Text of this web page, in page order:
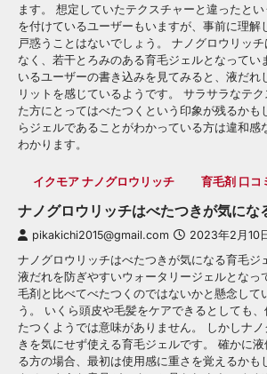
ます。 想定していたテクスチャーと違ったと
を付けているユーザーもいますが、事前に理解
戸惑うことはないでしょう。 ナノグロウリッ
なく、若干とろみのある育毛ジェルとなってい
いるユーザーの書き込みを見てみると、液だれ
リットを感じているようです。 サラサラなテ
た方にとってはべたつくという印象が残るかも
らジェルであることがわかっている方は違和感
わかります。
イクモア ナノグロウリッチ 育毛剤 口コ
ナノグロウリッチはべたつきが気にな
pikakichi2015@gmail.com 2023年2月10
ナノグロウリッチはべたつきが気になる育毛ジ
液だれを防ぎやすいウォータリージェルとなっ
毛剤と比べてべたつくのではないかと懸念して
う。 いくら頭皮や毛髪をケアできるとしても
たつくようでは意味がありません。 しかしナ
きを気にせず使える育毛ジェルです。 確かに
る方の場合、最初は使用感に重さを覚えるかも